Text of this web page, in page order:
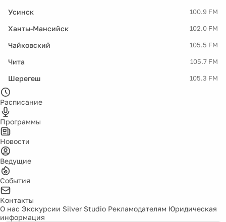
Усинск 100.9 FM
Ханты-Мансийск 102.0 FM
Чайковский 105.5 FM
Чита 105.7 FM
Шерегеш 105.3 FM
Расписание
Программы
Новости
Ведущие
События
Контакты
О нас Экскурсии Silver Studio Рекламодателям Юридическая
информация